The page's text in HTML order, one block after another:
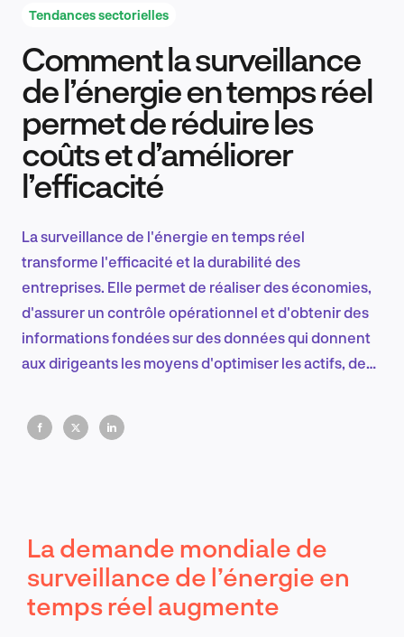
Recherche et conception produit
Tendances sectorielles
EN
FR
Tendances sectorielles
Comment la surveillance
de l’énergie en temps réel
permet de réduire les
coûts et d’améliorer
l’efficacité
La surveillance de l'énergie en temps réel
transforme l'efficacité et la durabilité des
entreprises. Elle permet de réaliser des économies,
d'assurer un contrôle opérationnel et d'obtenir des
informations fondées sur des données qui donnent
aux dirigeants les moyens d'optimiser les actifs, de
environnementales avec une précision mesurable.
La demande mondiale de
surveillance de l’énergie en
temps réel augmente